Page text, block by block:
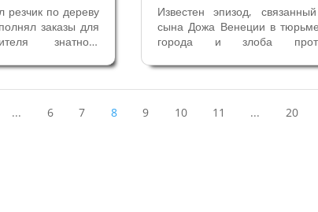
по дереву
заказы для
знатного
и доверием.
фамилия
Известен эпизод,
сына Дожа Венеции в
города и злоба
тяжелой болезни. Находясь
в тюрьме, прошение о
Дожа были...
... 6 7 8 9 10 11 ... 20